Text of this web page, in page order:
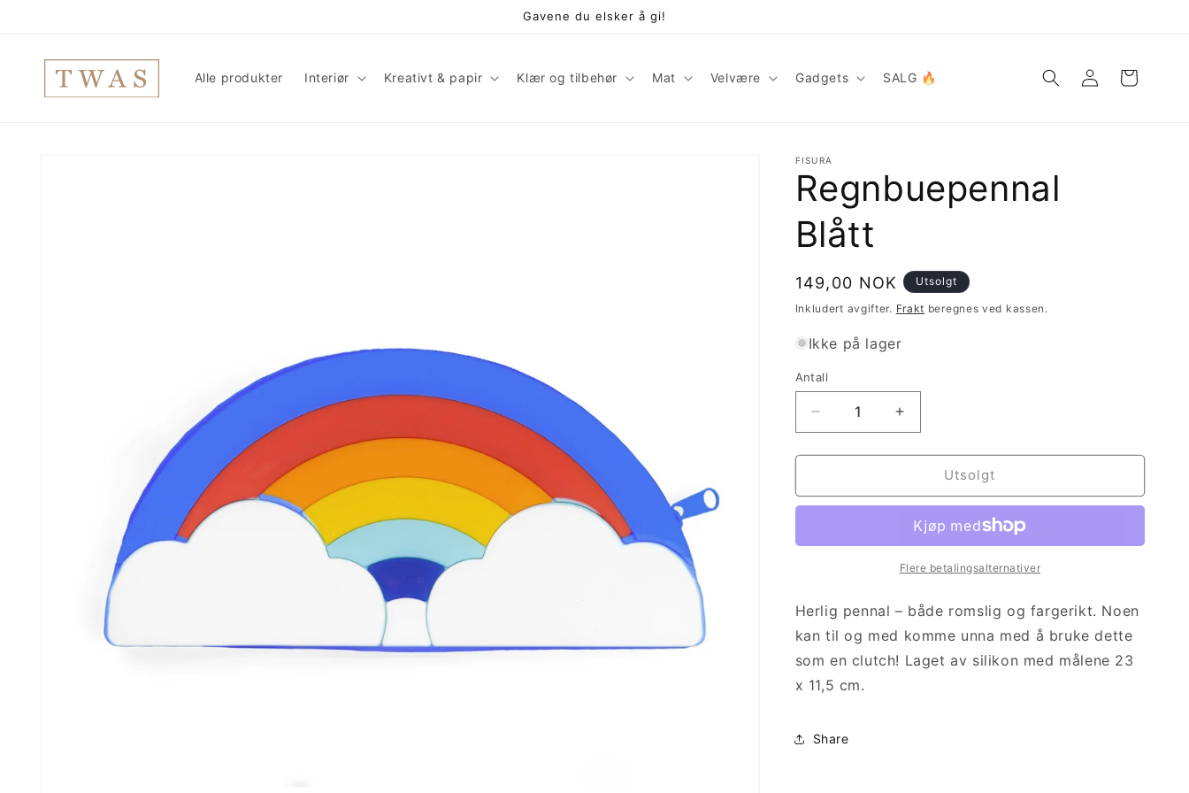
Gavene du elsker å gi!
Alle produkter Interiør Kreativt & papir Klær og tilbehør Mat Velvære Gadgets SALG 🔥
Logg
inn
Handlekurv
FISURA
Regnbuepennal
Blått
Vanlig
pris
149,00 NOK Utsolgt
Inkludert avgifter. Frakt beregnes ved kassen.
Ikke på lager
Antall
Antall
antallet
for
Blått
Øk
antallet
for
Regnbuepennal
Blått
Utsolgt
Flere betalingsalternativer
Herlig pennal – både romslig og fargerikt. Noen
kan til og med komme unna med å bruke dette
som en clutch! Laget av silikon med målene 23
x 11,5 cm.
Share